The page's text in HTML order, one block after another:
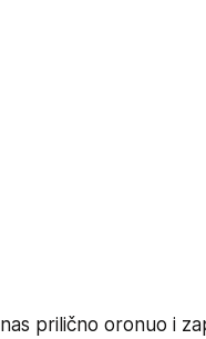
prilično oronuo i